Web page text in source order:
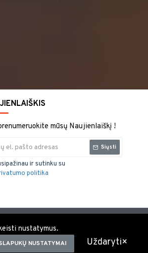
mūsų Naujienlaiškį !
Siųsti
ir sutinku su
politika
nustatymus.
NUSTATYMAI Uždaryti×